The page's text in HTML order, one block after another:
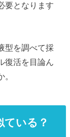
要となります
型を調べて採
復活を目論ん
ている？